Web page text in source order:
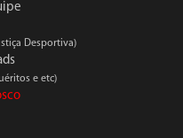
Desportiva)
e etc)